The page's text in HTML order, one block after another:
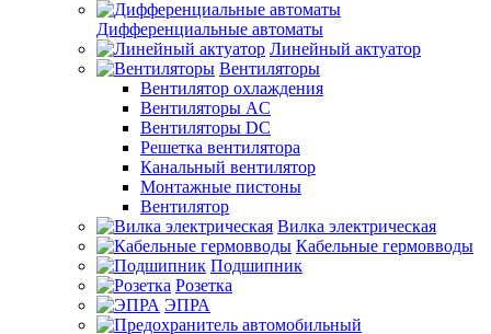
Дифференциальные автоматы
Линейный актуатор
Вентиляторы
Вентилятор охлаждения
Вентиляторы AC
Вентиляторы DC
Решетка вентилятора
Канальный вентилятор
Монтажные пистоны
Вентилятор
Вилка электрическая
Кабельные гермовводы
Подшипник
Розетка
ЭПРА